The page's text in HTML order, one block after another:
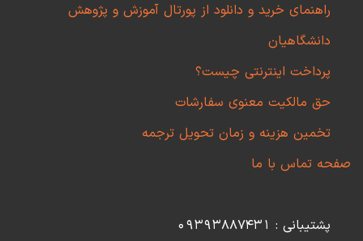
راهنمای خرید و دانلود از پورتال آموزش و پژوهش
دانشگاهیان
پرداخت اینترنتی چیست؟
حق مالکیت معنوی سفارشات
تخمین هزینه و زمان تحویل ترجمه
صفحه تماس با ما
پشتیبانی : 09393887431